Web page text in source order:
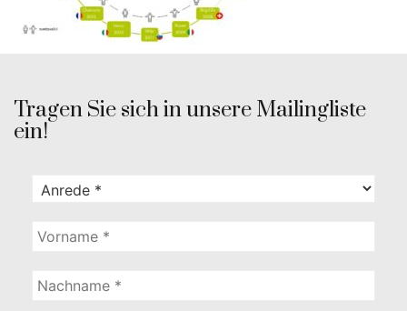
Tragen Sie sich in unsere Mailingliste
ein!